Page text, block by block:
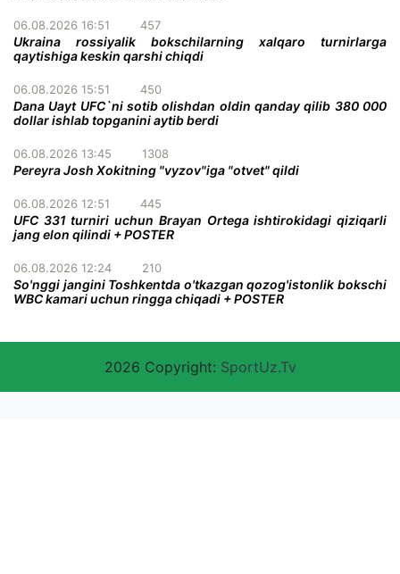
06.08.2026 16:51 457
Ukraina rossiyalik bokschilarning xalqaro turnirlarga
qaytishiga keskin qarshi chiqdi
06.08.2026 15:51 450
Dana Uayt UFC`ni sotib olishdan oldin qanday qilib 380 000
dollar ishlab topganini aytib berdi
06.08.2026 13:45 1308
Pereyra Josh Xokitning "vyzov"iga "otvet" qildi
06.08.2026 12:51 445
UFC 331 turniri uchun Brayan Ortega ishtirokidagi qiziqarli
jang elon qilindi + POSTER
06.08.2026 12:24 210
So'nggi jangini Toshkentda o'tkazgan qozog'istonlik bokschi
WBC kamari uchun ringga chiqadi + POSTER
2026 Copyright: SportUz.Tv